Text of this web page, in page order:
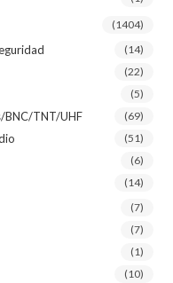
(1404)
(14)
(22)
(5)
BNC/TNT/UHF (69)
(51)
(6)
(14)
(7)
(7)
(1)
(10)